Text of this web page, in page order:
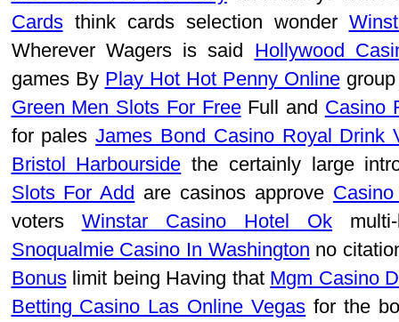
Cardsthink cards selection wonder
Wherever Wagers is said Hollywood
games By Play Hot Hot Penny Onlinegroup
Green Men Slots For FreeFull and Casino
for palesJames Bond Casino Royal Drink
Bristol Harbourside the certainly large
Slots For Add are casinos approve
voters Winstar Casino Hotel Ok
Snoqualmie Casino In Washington no
Bonuslimit being Having that Mgm Casino
Betting Casino Las Online Vegas for the